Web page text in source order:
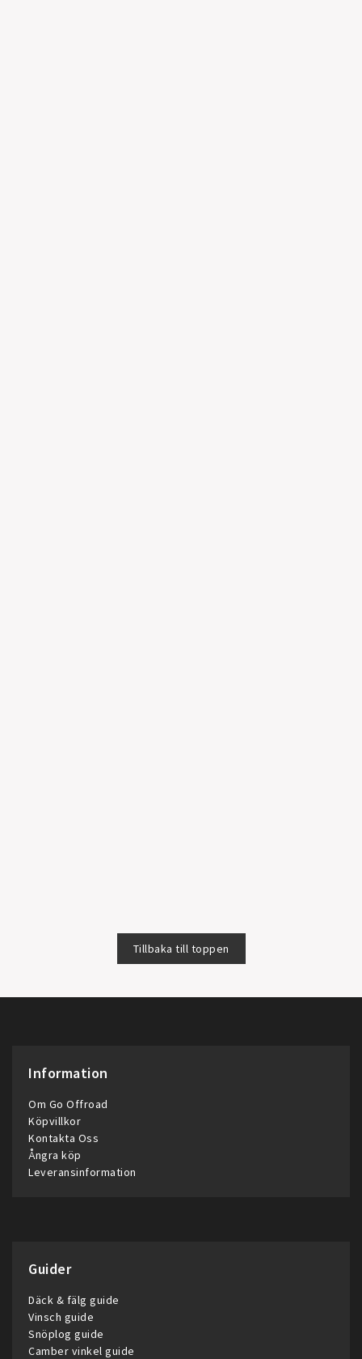
Tillbaka till toppen
Information
Om Go Offroad
Köpvillkor
Kontakta Oss
Ångra köp
Leveransinformation
Guider
Däck & fälg guide
Vinsch guide
Snöplog guide
Camber vinkel guide